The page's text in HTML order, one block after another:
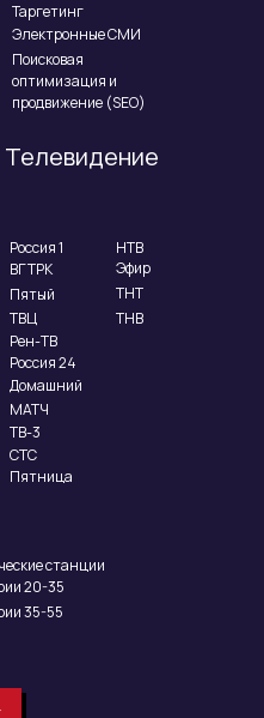
Таргетинг
Электронные СМИ
Поисковая
оптимизация и
продвижение (SEO)
Телевидение
МАТЧ
НТВ
ТНВ
ТНТ
Эфир
Пятница
Россия 1
ВГТРК
Домашний
СТС
ТВ-3
Россия 24
Рен-ТВ
Пятый
ТВЦ
станции
20-35
35-55